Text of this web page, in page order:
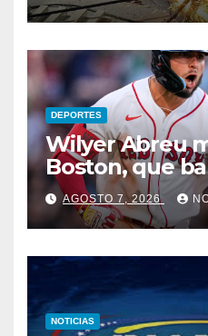
DEPORTES
Wilyer Abreu
Boston, que
Blancas
AGOSTO 7, 2026
NOTICIAS